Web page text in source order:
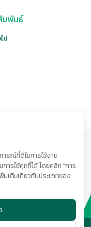
กลับสู่ด้านบน
มพันธ์
ป
29 ถนนรัชดาภิเษก
ร 10320
ารณ์ที่ดีในการใช้งาน
ารใช้คุกกี้ได้ โดยคลิก "การ
เติมเกี่ยวกับประเภทของ